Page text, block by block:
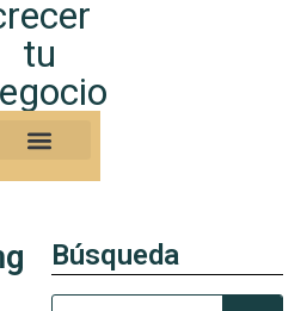
tu
Búsqueda